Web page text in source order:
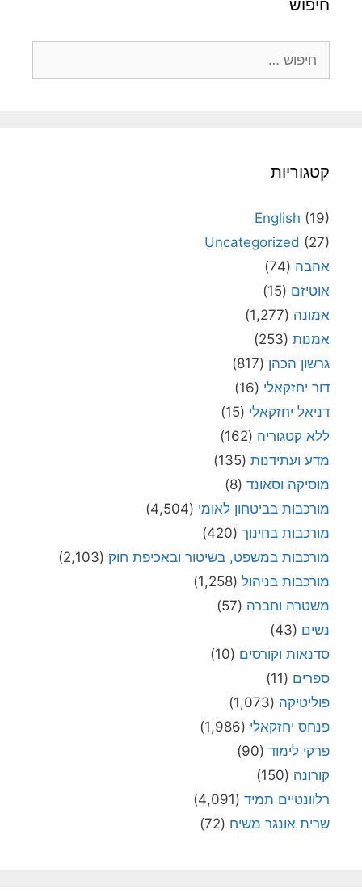
חיפוש
קטגוריות
English (19)
Uncategorized (27)
אהבה (74)
אוטיזם (15)
אמונה (1,277)
אמנות (253)
גרשון הכהן (817)
דור יחזקאלי (16)
דניאל יחזקאלי (15)
ללא קטגוריה (162)
מדע ועתידנות (135)
מוסיקה וסאונד (8)
מורכבות בביטחון לאומי (4,504)
מורכבות בחינוך (420)
מורכבות במשפט, בשיטור ובאכיפת חוק (2,103)
מורכבות בניהול (1,258)
משטרה וחברה (57)
נשים (43)
סדנאות וקורסים (10)
ספרים (11)
פוליטיקה (1,073)
פנחס יחזקאלי (1,986)
פרקי לימוד (90)
קורונה (150)
רלוונטיים תמיד (4,091)
שרית אונגר משיח (72)